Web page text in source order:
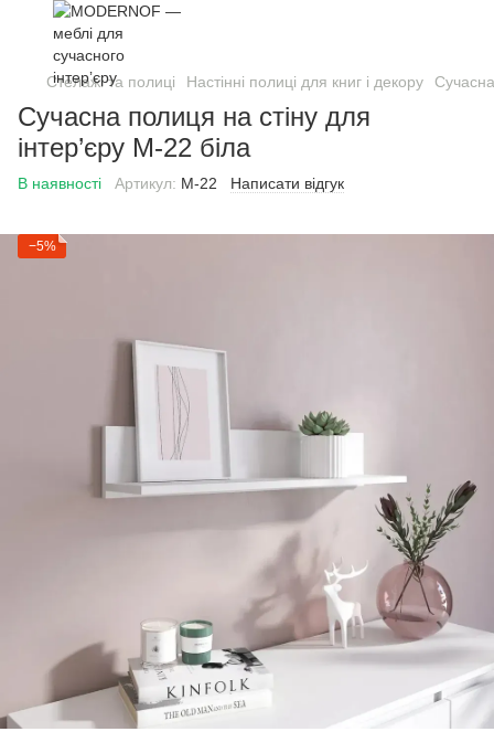
Стелажі та полиці Настінні полиці для книг і декору
Сучасна полиця на стіну для
інтер’єру M-22 біла
В наявності Артикул: М-22 Написати відгук
−5%